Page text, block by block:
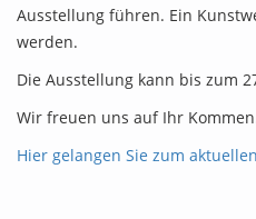
Ausstellung führen. Ein
werden.
Die Ausstellung kann bis zum
Wir freuen uns auf Ihr
Hier gelangen Sie zum